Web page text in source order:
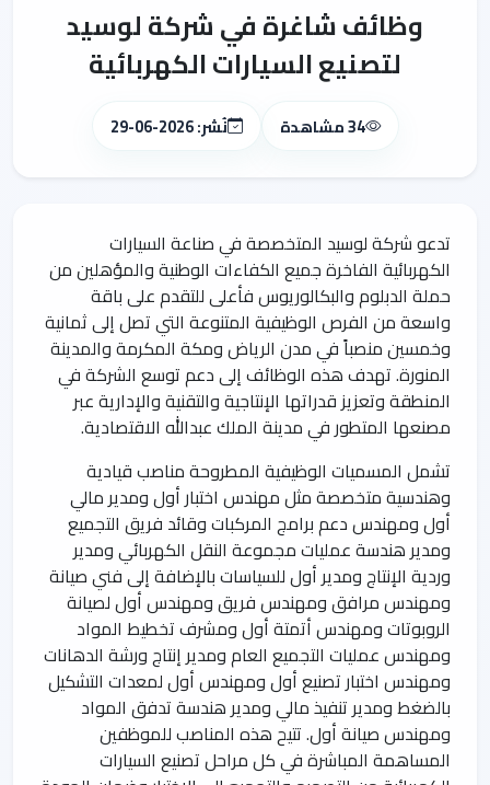
وظائف شاغرة في شركة لوسيد
لتصنيع السيارات الكهربائية
34 مشاهدة نُشر: 2026-06-29
تدعو شركة لوسيد المتخصصة في صناعة السيارات
الكهربائية الفاخرة جميع الكفاءات الوطنية والمؤهلين من
حملة الدبلوم والبكالوريوس فأعلى للتقدم على باقة
واسعة من الفرص الوظيفية المتنوعة التي تصل إلى ثمانية
وخمسين منصباً في مدن الرياض ومكة المكرمة والمدينة
المنورة. تهدف هذه الوظائف إلى دعم توسع الشركة في
المنطقة وتعزيز قدراتها الإنتاجية والتقنية والإدارية عبر
مصنعها المتطور في مدينة الملك عبدالله الاقتصادية.
تشمل المسميات الوظيفية المطروحة مناصب قيادية
وهندسية متخصصة مثل مهندس اختبار أول ومدير مالي
أول ومهندس دعم برامج المركبات وقائد فريق التجميع
ومدير هندسة عمليات مجموعة النقل الكهربائي ومدير
وردية الإنتاج ومدير أول للسياسات بالإضافة إلى فني صيانة
ومهندس مرافق ومهندس فريق ومهندس أول لصيانة
الروبوتات ومهندس أتمتة أول ومشرف تخطيط المواد
ومهندس عمليات التجميع العام ومدير إنتاج ورشة الدهانات
ومهندس اختبار تصنيع أول ومهندس أول لمعدات التشكيل
بالضغط ومدير تنفيذ مالي ومدير هندسة تدفق المواد
ومهندس صيانة أول. تتيح هذه المناصب للموظفين
المساهمة المباشرة في كل مراحل تصنيع السيارات